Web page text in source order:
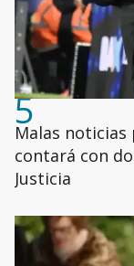
5
Malas noticias
contará con
Justicia